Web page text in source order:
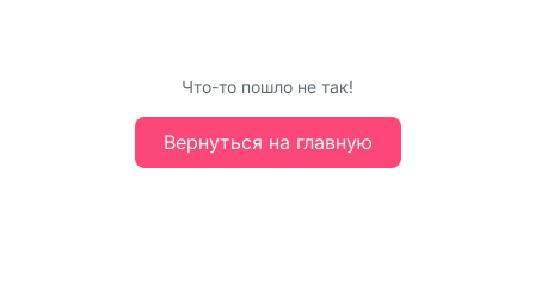
Что-то пошло не так!
Вернуться на главную